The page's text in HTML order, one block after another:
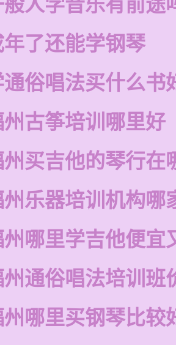
般人学音乐有前途
年了还能学钢琴
通俗唱法买什么书
古筝培训哪里好
买吉他的琴行在
乐器培训机构哪
哪里学吉他便宜
通俗唱法培训班
哪里买钢琴比较